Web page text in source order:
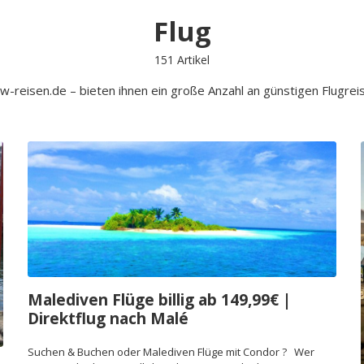
Flug
151 Artikel
reisen.de – bieten ihnen ein große Anzahl an günstigen
Malediven Flüge billig ab 149,99€ |
Direktflug nach Malé
Suchen & Buchen oder Malediven Flüge mit Condor ? Wer